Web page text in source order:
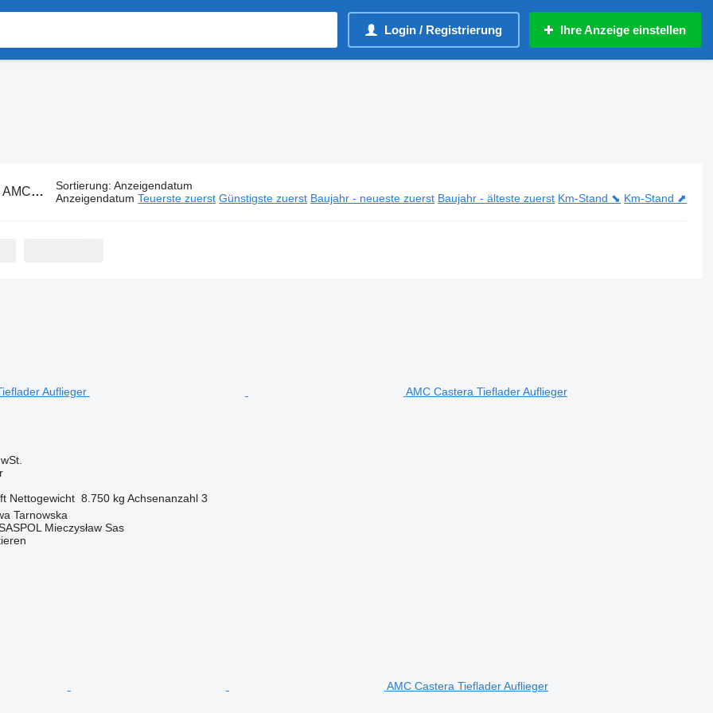
Login / Registrierung Ihre Anzeige einstellen
AMC Castera Auflieger Sortierung: Anzeigendatum
Anzeigendatum Teuerste zuerst Günstigste zuerst Baujahr - neueste zuerst Baujahr - älteste zuerst Km-Stand ⬊ Km-Stand ⬈
AMC Castera Tieflader Auflieger
Nettogewicht 8.750 kg Achsenanzahl 3
Tarnowska
Mieczysław Sas
AMC Castera Tieflader Auflieger